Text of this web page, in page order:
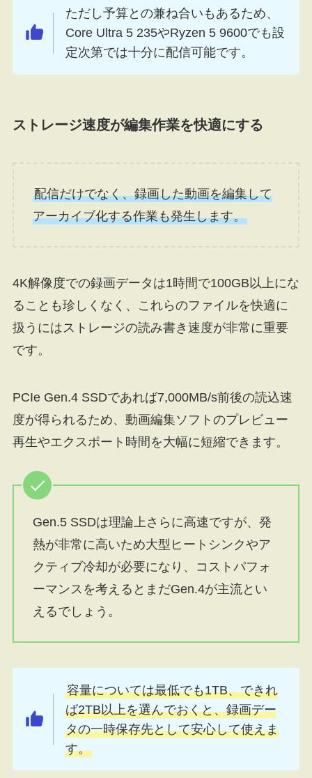
ただし予算との兼ね合いもあるため、
Core Ultra 5 235やRyzen 5 9600でも設
定次第では十分に配信可能です。
ストレージ速度が編集作業を快適にする
配信だけでなく、録画した動画を編集して
アーカイブ化する作業も発生します。
4K解像度での録画データは1時間で100GB以上にな
ることも珍しくなく、これらのファイルを快適に
扱うにはストレージの読み書き速度が非常に重要
です。
PCIe Gen.4 SSDであれば7,000MB/s前後の読込速
度が得られるため、動画編集ソフトのプレビュー
再生やエクスポート時間を大幅に短縮できます。
Gen.5 SSDは理論上さらに高速ですが、発
熱が非常に高いため大型ヒートシンクやア
クティブ冷却が必要になり、コストパフォ
ーマンスを考えるとまだGen.4が主流とい
えるでしょう。
容量については最低でも1TB、できれ
ば2TB以上を選んでおくと、録画デー
タの一時保存先として安心して使えま
す。